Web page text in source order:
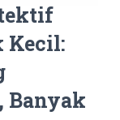
Kecil:
Banyak